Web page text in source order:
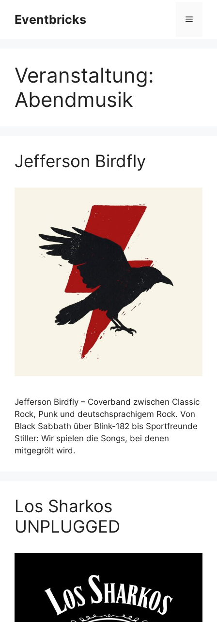
InhaltEventbricks Menü
Veranstaltung:
Abendmusik
Jefferson Birdfly
Jefferson Birdfly – Coverband zwischen Classic
Rock, Punk und deutschsprachigem Rock. Von
Black Sabbath über Blink-182 bis Sportfreunde
Stiller: Wir spielen die Songs, bei denen
mitgegrölt wird.
Los Sharkos
UNPLUGGED